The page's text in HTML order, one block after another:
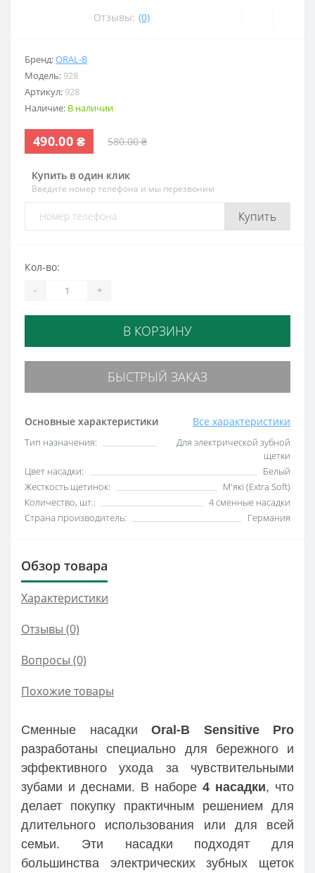
Отзывы: (0)
Бренд:ORAL-B
Модель: 928
Артикул: 928
Наличие: В наличии
490.00 ₴ 580.00 ₴
Купить в один клик
Введите номер телефона и мы перезвоним
Купить
Основные характеристики Все характеристики
Тип назначения:
Для электрической зубной
щетки
Цвет насадки:
Белый
Жесткость щетинок:
М'які (Extra Soft)
Количество, шт.:
4 сменные насадки
Страна производитель:
Германия
Кол-во:
- +
В КОРЗИНУ
БЫСТРЫЙ ЗАКАЗ
Обзор товара
Характеристики
Отзывы (0)
Вопросы (0)
Похожие товары
Сменные насадки Oral-B Sensitive Pro
разработаны специально для бережного и
эффективного ухода за чувствительными
зубами и деснами. В наборе 4 насадки, что
делает покупку практичным решением для
длительного использования или для всей
семьи. Эти насадки подходят для
большинства электрических зубных щеток